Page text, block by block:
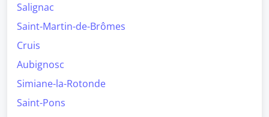
Salignac
Saint-Martin-de-Brômes
Cruis
Aubignosc
Simiane-la-Rotonde
Saint-Pons